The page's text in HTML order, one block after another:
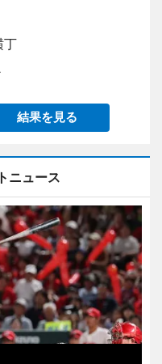
丁
結果を見る
ニュース